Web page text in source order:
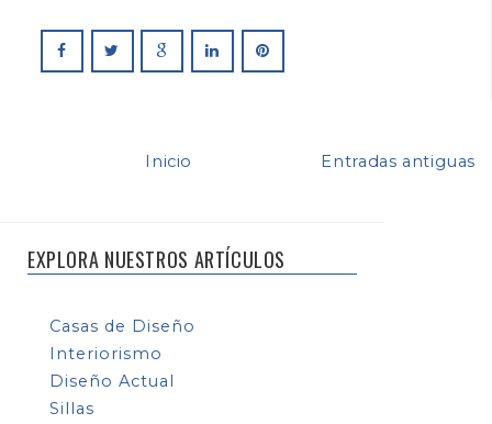
Entradas antiguas
Inicio
EXPLORA NUESTROS ARTÍCULOS
Casas de Diseño
Interiorismo
Diseño Actual
Sillas